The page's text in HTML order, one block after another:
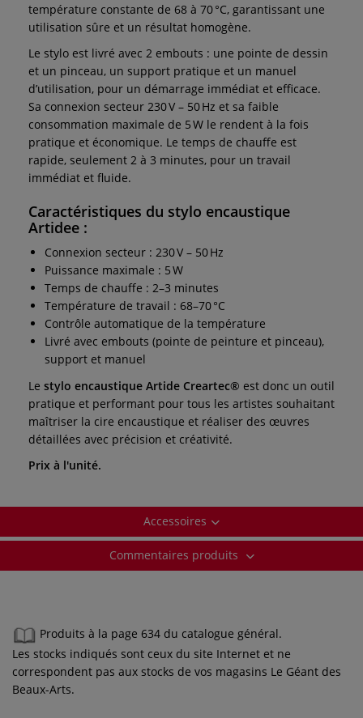
température constante de 68 à 70 °C, garantissant une
utilisation sûre et un résultat homogène.
Le stylo est livré avec 2 embouts : une pointe de dessin
et un pinceau, un support pratique et un manuel
d’utilisation, pour un démarrage immédiat et efficace.
Sa connexion secteur 230 V – 50 Hz et sa faible
consommation maximale de 5 W le rendent à la fois
pratique et économique. Le temps de chauffe est
rapide, seulement 2 à 3 minutes, pour un travail
immédiat et fluide.
Caractéristiques du stylo encaustique
Artidee :
Connexion secteur : 230 V – 50 Hz
Puissance maximale : 5 W
Temps de chauffe : 2–3 minutes
Température de travail : 68–70 °C
Contrôle automatique de la température
Livré avec embouts (pointe de peinture et pinceau),
support et manuel
Le stylo encaustique Artide Creartec® est donc un outil
pratique et performant pour tous les artistes souhaitant
maîtriser la cire encaustique et réaliser des œuvres
détaillées avec précision et créativité.
Prix à l'unité.
Accessoires
Commentaires produits
Produits à la page 634 du catalogue général.
Les stocks indiqués sont ceux du site Internet et ne
correspondent pas aux stocks de vos magasins Le Géant des
Beaux-Arts.